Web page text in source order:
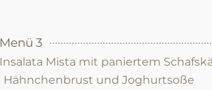
Menü 3
Insalata Mista mit paniertem
Hähnchenbrust und Joghurtsoße